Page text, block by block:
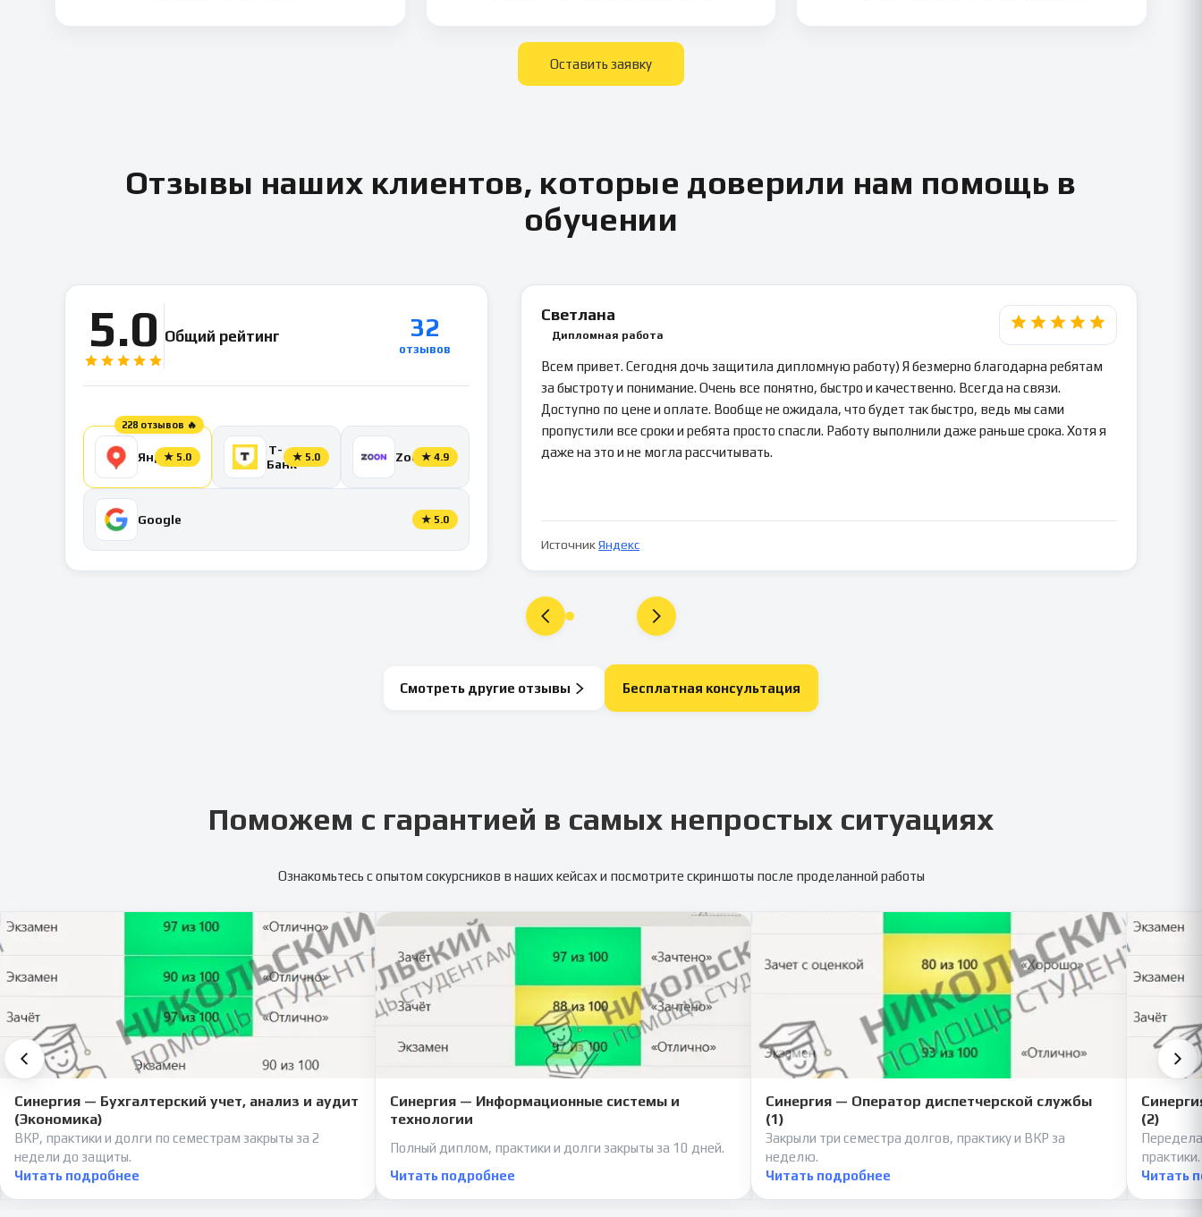
Оставить заявку
Отзывы наших клиентов, которые доверили нам помощь в
обучении
5.0 Общий рейтинг 32
отзывов
228 отзывов 🔥
Яндекс
★ 5.0
Т-
Банк★ 5.0 Zoon★4.9
Google ★ 5.0
Светлана
Дипломная работа
Всем привет. Сегодня дочь защитила дипломную работу) Я безмерно благодарна ребятам
за быстроту и понимание. Очень все понятно, быстро и качественно. Всегда на связи.
Доступно по цене и оплате. Вообще не ожидала, что будет так быстро, ведь мы сами
пропустили все сроки и ребята просто спасли. Работу выполнили даже раньше срока. Хотя я
даже на это и не могла рассчитывать.
Источник Яндекс
Смотреть другие отзывы Бесплатная консультация
Поможем с гарантией в самых непростых ситуациях
Ознакомьтесь с опытом сокурсников в наших кейсах и посмотрите скриншоты после проделанной работы
Синергия — Бухгалтерский учет, анализ и аудит
(Экономика)
ВКР, практики и долги по семестрам закрыты за 2
недели до защиты.
Читать подробнее
Синергия — Информационные системы и
технологии
Полный диплом, практики и долги закрыты за 10 дней.
Читать подробнее
Синергия — Оператор диспетчерской службы
(1)
Закрыли три семестра долгов, практику и ВКР за
неделю.
Читать подробнее
(2)
практики.
Читать